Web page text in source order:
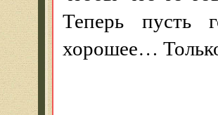
Теперь пусть
хорошее…